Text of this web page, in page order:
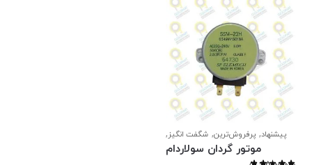
پیشنهاد,پرفروش‌ترین,شگفت انگیز,
قطعات سولاردام, قطعات ماکروفر ال
جی,موتورها
موتور گردان سولاردام